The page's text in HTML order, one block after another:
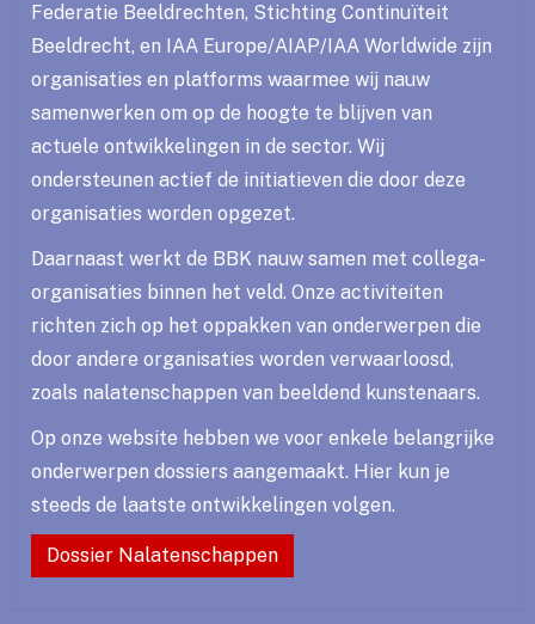
Federatie Beeldrechten, Stichting Continuïteit
Beeldrecht, en IAA Europe/AIAP/IAA Worldwide zijn
organisaties en platforms waarmee wij nauw
samenwerken om op de hoogte te blijven van
actuele ontwikkelingen in de sector. Wij
ondersteunen actief de initiatieven die door deze
organisaties worden opgezet.
Daarnaast werkt de BBK nauw samen met collega-
organisaties binnen het veld. Onze activiteiten
richten zich op het oppakken van onderwerpen die
door andere organisaties worden verwaarloosd,
zoals nalatenschappen van beeldend kunstenaars.
Op onze website hebben we voor enkele belangrijke
onderwerpen dossiers aangemaakt. Hier kun je
steeds de laatste ontwikkelingen volgen.
Dossier Nalatenschappen